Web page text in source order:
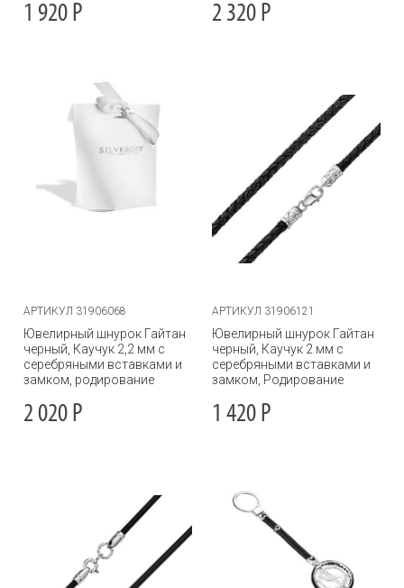
1 920 Р 2 320 Р
АРТИКУЛ 31906068
Ювелирный шнурок Гайтан
черный, Каучук 2,2 мм с
серебряными вставками и
замком, родирование
2 020 Р
АРТИКУЛ 31906121
Ювелирный шнурок Гайтан
черный, Каучук 2 мм с
серебряными вставками и
замком, Родирование
1 420 Р